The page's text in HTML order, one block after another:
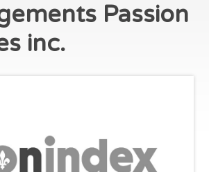
Passion
inc.